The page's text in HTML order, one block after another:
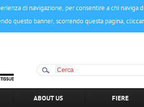
di navigazione, per consentire a chi
questo banner, scorrendo questa pagina,
ABOUT US FIERE